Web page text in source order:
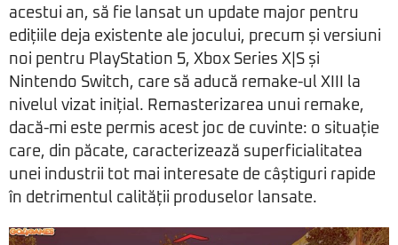
acestui an, să fie lansat un update major pentru
edițiile deja existente ale jocului, precum și versiuni
noi pentru PlayStation 5, Xbox Series X|S și
Nintendo Switch, care să aducă remake-ul XIII la
nivelul vizat inițial. Remasterizarea unui remake,
dacă-mi este permis acest joc de cuvinte: o situație
care, din păcate, caracterizează superficialitatea
unei industrii tot mai interesate de câștiguri rapide
în detrimentul calității produselor lansate.